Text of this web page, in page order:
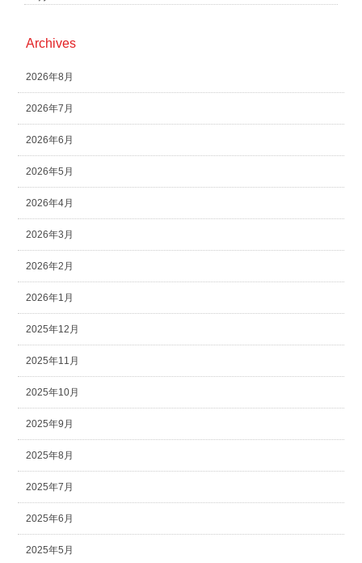
Archives
2026年8月
2026年7月
2026年6月
2026年5月
2026年4月
2026年3月
2026年2月
2026年1月
2025年12月
2025年11月
2025年10月
2025年9月
2025年8月
2025年7月
2025年6月
2025年5月